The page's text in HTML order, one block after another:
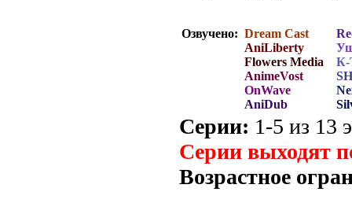
Озвучено: Dream Cast
AniLiberty
Flowers Media
AnimeVost
OnWave
AniDub
Серии: 1-5 из 13
Серии выходят
Возрастное